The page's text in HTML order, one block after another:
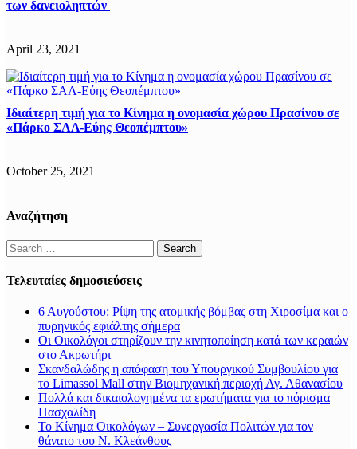
των δανειοληπτών
April 23, 2021
Ιδιαίτερη τιμή για το Κίνημα η ονομασία χώρου Πρασίνου σε
«Πάρκο ΣΑΛ-Εύης Θεοπέμπτου»
October 25, 2021
Αναζήτηση
Search
for:
Τελευταίες δημοσιεύσεις
6 Αυγούστου: Ρίψη της ατομικής βόμβας στη Χιροσίμα και ο
πυρηνικός εφιάλτης σήμερα
Οι Οικολόγοι στηρίζουν την κινητοποίηση κατά των κεραιών
στο Ακρωτήρι
Σκανδαλώδης η απόφαση του Υπουργικού Συμβουλίου για
το Limassol Mall στην Βιομηχανική περιοχή Αγ. Αθανασίου
Πολλά και δικαιολογημένα τα ερωτήματα για το πόρισμα
Πασχαλίδη
Το Κίνημα Οικολόγων – Συνεργασία Πολιτών για τον
θάνατο του Ν. Κλεάνθους